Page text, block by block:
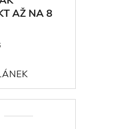
AŽ NA 8